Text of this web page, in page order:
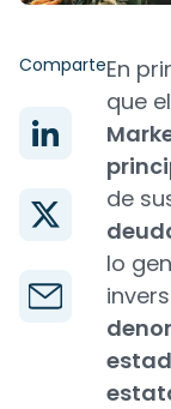
ComparteEn
que
de
lo